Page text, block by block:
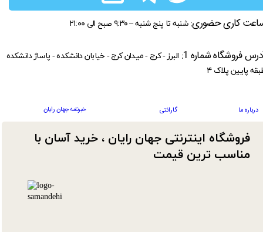
فروشگاه اینترنتی جهان رایان ، خرید آسان با
مناسب ترین قیمت​​​​​​​
کاری حضوری: شنبه تا پنج شنبه – ۹:۳۰ صبح الی ۲۱:۰۰
درباره ما گارانتی خبرنامه جهان رایان
فروشگاه شماره 1:
البرز - کرج - میدان کرج - خیابان دانشکده - پاساژ دانشکده
پایین پلاک ۴